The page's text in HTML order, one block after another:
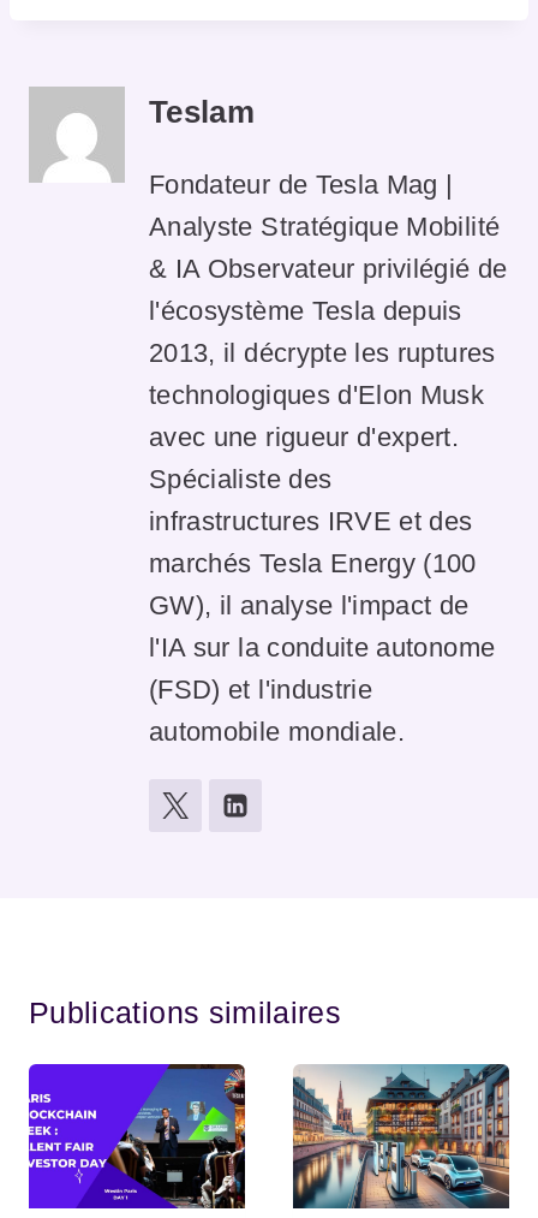
Teslam
Fondateur de Tesla Mag |
Analyste Stratégique Mobilité
& IA Observateur privilégié de
l'écosystème Tesla depuis
2013, il décrypte les ruptures
technologiques d'Elon Musk
avec une rigueur d'expert.
Spécialiste des
infrastructures IRVE et des
marchés Tesla Energy (100
GW), il analyse l'impact de
l'IA sur la conduite autonome
(FSD) et l'industrie
automobile mondiale.
Publications similaires